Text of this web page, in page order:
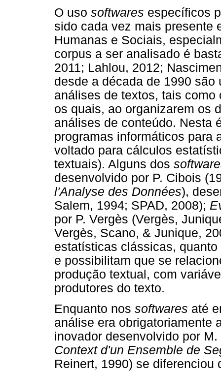
O uso softwares específicos
sido cada vez mais presente
Humanas e Sociais,
corpus a ser analisado é
2011; Lahlou, 2012;
desde a década de 1990
análises de textos, tais
os quais, ao organizarem os
análises de conteúdo. Nesta
programas informáticos para
voltado para cálculos
textuais). Alguns dos
desenvolvido por P. Cibois
l'Analyse des Données),
Salem, 1994; SPAD, 2008);
por P. Vergès (Vergès,
Vergès, Scano, & Junique,
estatísticas clássicas,
e possibilitam que se
produção textual, com
produtores do texto.
Enquanto nos softwares até
análise era obrigatoriamente
inovador desenvolvido por M.
Context d'un Ensemble de
Reinert, 1990) se